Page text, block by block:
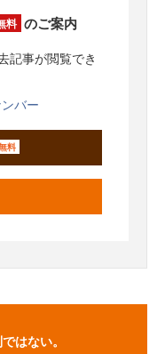
料 のご案内
記事が閲覧でき
バー
料
はない。